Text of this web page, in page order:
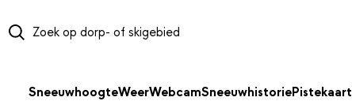
SneeuwhoogteWeerWebcamSneeuwhistoriePistekaart